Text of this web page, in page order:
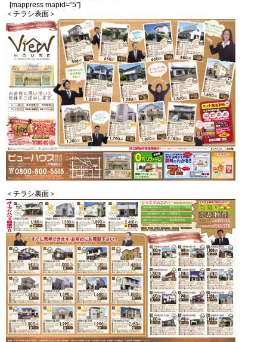
[mappress mapid=”5″]
＜チラシ表面＞
＜チラシ裏面＞